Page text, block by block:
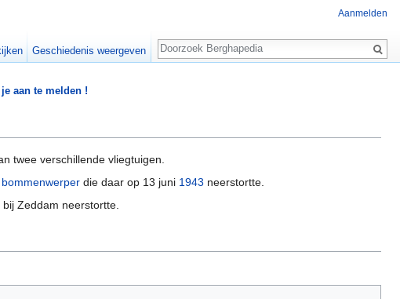
aan te melden !
twee verschillende vliegtuigen.
die daar op 13 juni 1943 neerstortte.
bij Zeddam neerstortte.
Aanmelden
Geschiedenis weergeven
Zoeken